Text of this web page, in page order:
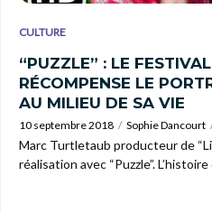
CULTURE
“PUZZLE” : LE
RÉCOMPENSE LE
AU MILIEU DE SA VIE
10 septembre 2018 Sophie Dancourt
Marc Turtletaub producteur de
réalisation avec “Puzzle”. L’histoire